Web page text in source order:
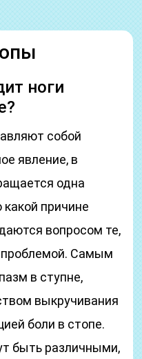
ноги
собой
явление, в
одна
причине
вопросом те,
проблемой. Самым
в ступне,
выкручивания
боли в стопе.
быть различными,